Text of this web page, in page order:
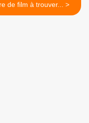
titre de film à trouver... >